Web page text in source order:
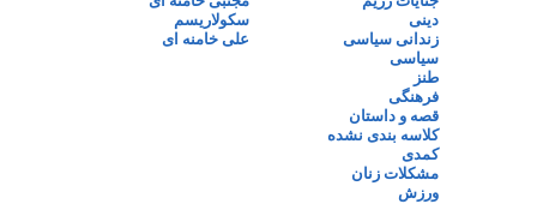
دینی
زندانی سیاسی
سیاسی
طنز
فرهنگی
قصه و داستان
کلاسه بندی نشده
کمدی
مشکلات زنان
ورزش
سکولاریسم
علی خامنه ای